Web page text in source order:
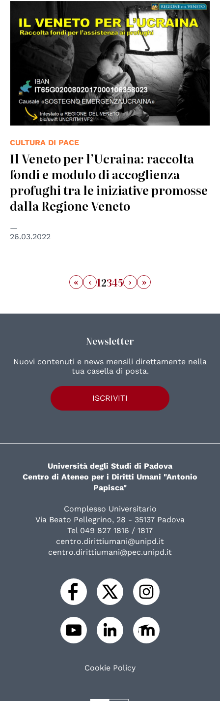
CULTURA DI PACE
Il Veneto per l’Ucraina: raccolta
fondi e modulo di accoglienza
profughi tra le iniziative promosse
dalla Regione Veneto
26.03.2022
« ‹ 12345 › »
Newsletter
Nuovi contenuti e news mensili direttamente nella
tua casella di posta.
ISCRIVITI
Università degli Studi di Padova
Centro di Ateneo per i Diritti Umani "Antonio
Papisca"
Complesso Universitario
Via Beato Pellegrino, 28 - 35137 Padova
Tel 049 827 1816 / 1817
centro.dirittiumani@unipd.it
centro.dirittiumani@pec.unipd.it
Cookie Policy